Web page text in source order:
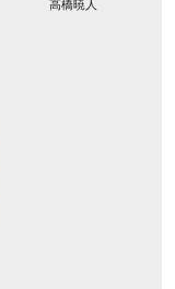
高橋暁人